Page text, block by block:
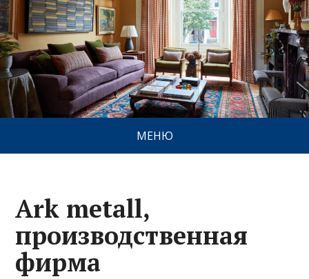
МЕНЮ
Ark metall,
производственная
фирма